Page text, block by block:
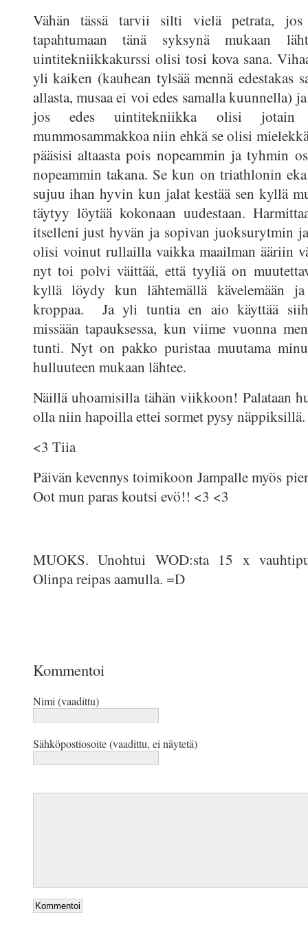
Vähän tässä tarvii silti vielä petrata, jos
tapahtumaan tänä syksynä mukaan
uintitekniikkakurssi olisi tosi kova sana.
yli kaiken (kauhean tylsää mennä edestakas
allasta, musaa ei voi edes samalla kuunnella)
jos edes uintitekniikka olisi jotain
mummosammakkoa niin ehkä se olisi
pääsisi altaasta pois nopeammin ja tyhmin
nopeammin takana. Se kun on triathlonin
sujuu ihan hyvin kun jalat kestää sen kyllä
täytyy löytää kokonaan uudestaan.
itselleni just hyvän ja sopivan juoksurytmin
olisi voinut rullailla vaikka maailman ääriin
nyt toi polvi väittää, että tyyliä on
kyllä löydy kun lähtemällä kävelemään ja
kroppaa. Ja yli tuntia en aio käyttää
missään tapauksessa, kun viime vuonna
tunti. Nyt on pakko puristaa muutama
hulluuteen mukaan lähtee.
Näillä uhoamisilla tähän viikkoon! Palataan
olla niin hapoilla ettei sormet pysy
<3 Tiia
Päivän kevennys toimikoon Jampalle myös
Oot mun paras koutsi evö!! <3 <3
MUOKS. Unohtui WOD:sta 15 x
Olinpa reipas aamulla. =D
Kommentoi
Nimi (vaadittu)
Sähköpostiosoite (vaadittu, ei näytetä)